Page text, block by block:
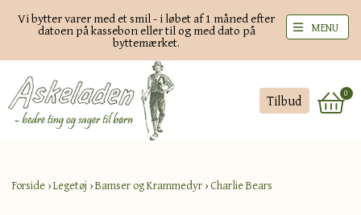
Vi bytter varer med et smil - i løbet af 1 måned efter
datoen på kassebon eller til og med dato på
byttemærket.
Tilbud 0
MENU
Forside ›Legetøj ›Bamser og Krammedyr › Charlie Bears